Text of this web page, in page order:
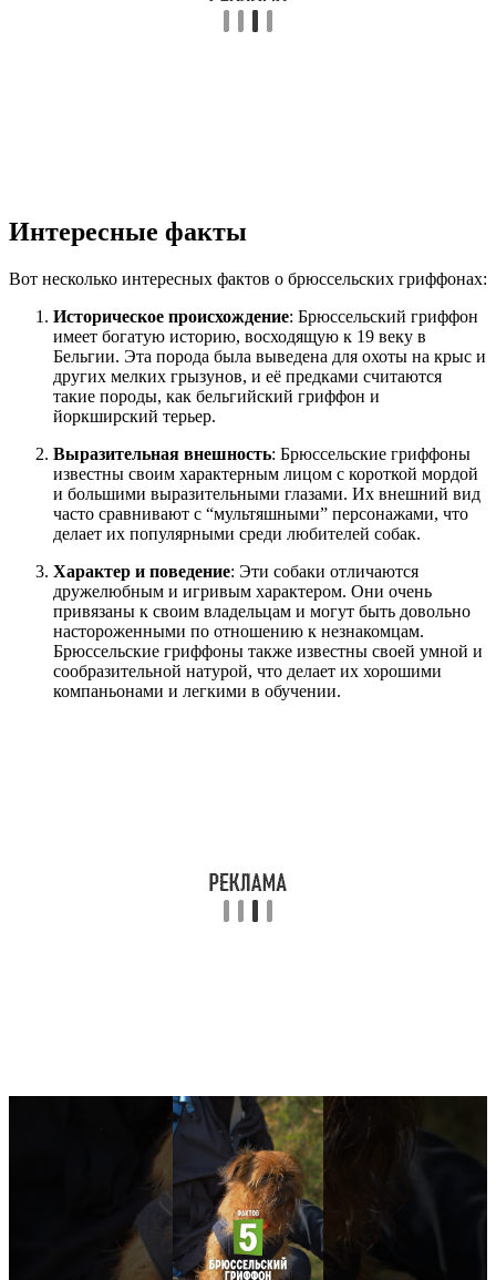
Интересные факты
Вот несколько интересных фактов о брюссельских гриффонах:
Историческое происхождение: Брюссельский гриффон
имеет богатую историю, восходящую к 19 веку в
Бельгии. Эта порода была выведена для охоты на крыс и
других мелких грызунов, и её предками считаются
такие породы, как бельгийский гриффон и
йоркширский терьер.
Выразительная внешность: Брюссельские гриффоны
известны своим характерным лицом с короткой мордой
и большими выразительными глазами. Их внешний вид
часто сравнивают с “мультяшными” персонажами, что
делает их популярными среди любителей собак.
Характер и поведение: Эти собаки отличаются
дружелюбным и игривым характером. Они очень
привязаны к своим владельцам и могут быть довольно
настороженными по отношению к незнакомцам.
Брюссельские гриффоны также известны своей умной и
сообразительной натурой, что делает их хорошими
компаньонами и легкими в обучении.